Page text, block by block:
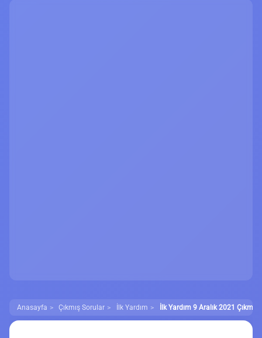
Anasayfa Çıkmış Sorular İlk Yardım İlk Yardım 9 Aralık 2021